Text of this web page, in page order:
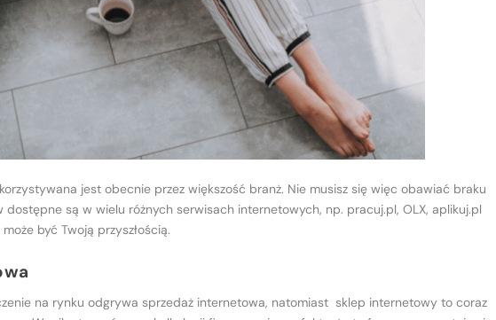
jest obecnie przez większość branż. Nie musisz się więc obawiać braku
są w wielu różnych serwisach internetowych, np. pracuj.pl, OLX, aplikuj.pl
być Twoją przyszłością.
na rynku odgrywa sprzedaż internetowa, natomiast sklep internetowy to coraz